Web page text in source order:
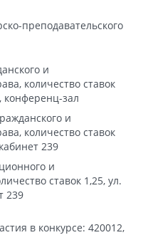
преподавательского
и
количество ставок
конференц-зал
и
количество ставок
239
и
ставок 1,25, ул.
239
в конкурсе: 420012,